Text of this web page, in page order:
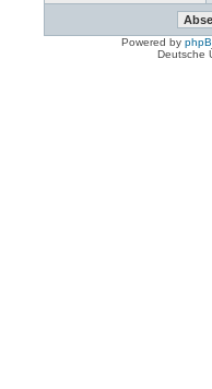
Powered by
Deutsche